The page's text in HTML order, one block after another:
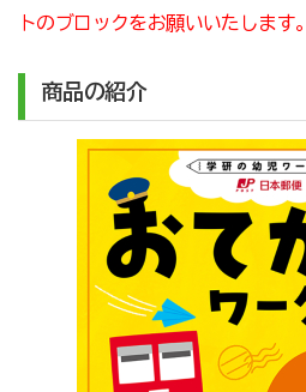
トのブロックをお願いいたします。
商品の紹介